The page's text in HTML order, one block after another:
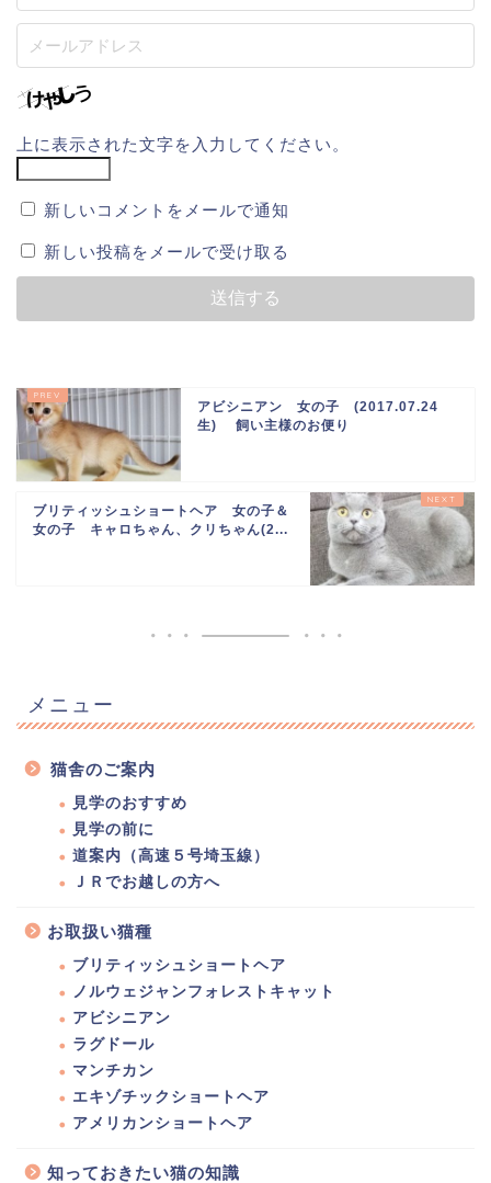
上に表示された文字を入力してください。
新しいコメントをメールで通知
新しい投稿をメールで受け取る
アビシニアン 女の子 (2017.07.24
生) 飼い主様のお便り
ブリティッシュショートヘア 女の子＆
女の子 キャロちゃん、クリちゃん(2...
メニュー
猫舎のご案内
見学のおすすめ
見学の前に
道案内（高速５号埼玉線）
ＪＲでお越しの方へ
お取扱い猫種
ブリティッシュショートヘア
ノルウェジャンフォレストキャット
アビシニアン
ラグドール
マンチカン
エキゾチックショートヘア
アメリカンショートヘア
知っておきたい猫の知識